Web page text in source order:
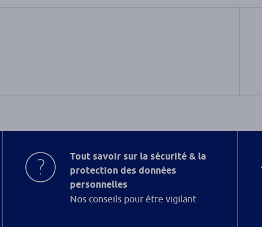
Tout savoir sur la sécurité & la
protection des données
personnelles
Nos conseils pour être vigilant